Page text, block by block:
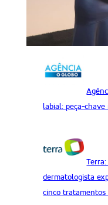
labial: peça-
dermatologista
cinco tratamentos